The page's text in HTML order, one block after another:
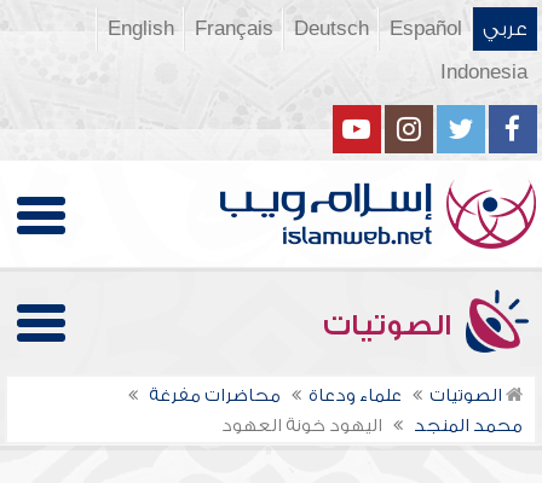
عربي Español
Deutsch
Français
English
Indonesia
الصوتيات
الصوتيات علماء ودعاة
محاضرات مفرغة
محمد المنجد
اليهود خونة العهود